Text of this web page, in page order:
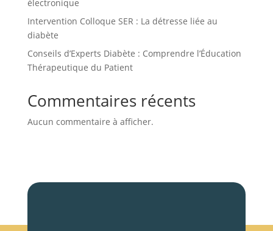
électronique
Intervention Colloque SER : La détresse liée au
diabète
Conseils d’Experts Diabète : Comprendre l’Éducation
Thérapeutique du Patient
Commentaires récents
Aucun commentaire à afficher.